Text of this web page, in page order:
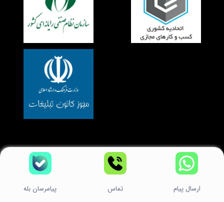
ارسال پیام تماس پیامرسان بله
Copyright © 2026
. All rights reserved. Theme Suffice
by ThemeGrill. Powered by:
سوالات متداول